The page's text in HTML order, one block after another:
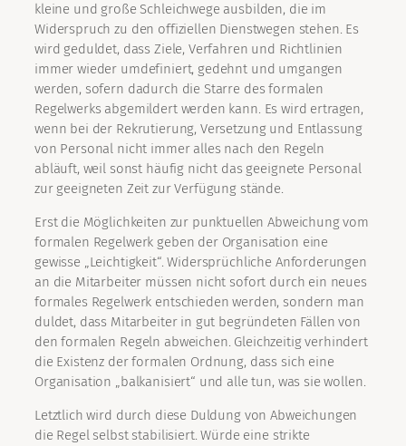
kleine und große Schleichwege ausbilden, die im
Widerspruch zu den offiziellen Dienstwegen stehen. Es
wird geduldet, dass Ziele, Verfahren und Richtlinien
immer wieder umdefiniert, gedehnt und umgangen
werden, sofern dadurch die Starre des formalen
Regelwerks abgemildert werden kann. Es wird ertragen,
wenn bei der Rekrutierung, Versetzung und Entlassung
von Personal nicht immer alles nach den Regeln
abläuft, weil sonst häufig nicht das geeignete Personal
zur geeigneten Zeit zur Verfügung stände.
Erst die Möglichkeiten zur punktuellen Abweichung vom
formalen Regelwerk geben der Organisation eine
gewisse „Leichtigkeit“. Widersprüchliche Anforderungen
an die Mitarbeiter müssen nicht sofort durch ein neues
formales Regelwerk entschieden werden, sondern man
duldet, dass Mitarbeiter in gut begründeten Fällen von
den formalen Regeln abweichen. Gleichzeitig verhindert
die Existenz der formalen Ordnung, dass sich eine
Organisation „balkanisiert“ und alle tun, was sie wollen.
Letztlich wird durch diese Duldung von Abweichungen
die Regel selbst stabilisiert. Würde eine strikte